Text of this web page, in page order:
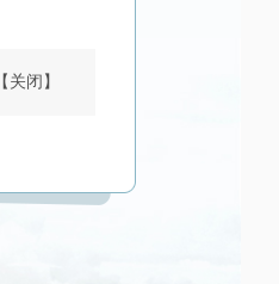
【关闭】